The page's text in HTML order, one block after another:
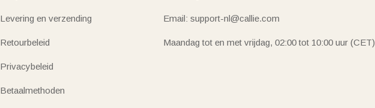
Levering en verzending
Retourbeleid
Privacybeleid
Betaalmethoden
Email: support-nl@callie.com
Maandag tot en met vrijdag, 02:00 tot 10:00 uur (CET)